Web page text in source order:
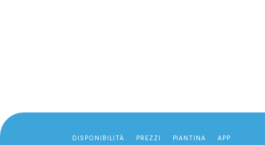
DISPONIBILITÀ PREZZI PIANTINA APP